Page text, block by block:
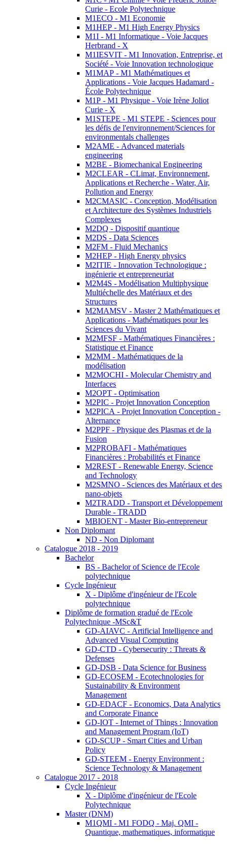
Curie - Ecole Polytechnique
M1ECO - M1 Economie
M1HEP - M1 High Energy Physics
M1I - M1 Informatique - Voie Jacques
Herbrand - X
M1IESVIT - M1 Innovation, Entreprise, et
Société - Voie Innovation technologique
M1MAP - M1 Mathématiques et
Applications - Voie Jacques Hadamard -
École Polytechnique
M1P - M1 Physique - Voie Irène Joliot
Curie - X
M1STEPE - M1 STEPE - Sciences pour
les défis de l'environnement/Sciences for
environmentals challenges
M2AME - Advanced materials
engineering
M2BE - Biomechanical Engineering
M2CLEAR - CLimat, Environnement,
Applications et Recherche - Water, Air,
Pollution and Energy
M2CMASIC - Conception, Modélisation
et Architecture des Systèmes Industriels
Complexes
M2DQ - Dispositif quantique
M2DS - Data Sciences
M2FM - Fluid Mechanics
M2HEP - High Energy physics
M2ITIE - Innovation Technologique :
ingénierie et entrepreneuriat
M2M4S - Modélisation Multiphysique
Multiéchelle des Matériaux et des
Structures
M2MAMSV - Master 2 Mathématiques et
Applications - Mathématiques pour les
Sciences du Vivant
M2MFSF - Mathématiques Financières :
Statistique et Finance
M2MM - Mathématiques de la
modélisation
M2MOCHI - Molecular Chemistry and
Interfaces
M2OPT - Optimisation
M2PIC - Projet Innovation Conception
M2PICA - Projet Innovation Conception -
Alternance
M2PPF - Physique des Plasmas et de la
Fusion
M2PROBAFI - Mathématiques
Financières : Probabilités et Finance
M2REST - Renewable Energy, Science
and Technology
M2SMNO - Sciences des Matériaux et des
nano-objets
M2TRADD - Transport et Développement
Durable - TRADD
MBIOENT - Master Bio-entrepreneur
Non Diplomant
ND - Non Diplomant
Catalogue 2018 - 2019
Bachelor
BS - Bachelor of Science de l'Ecole
polytechnique
Cycle Ingénieur
X - Diplôme d'ingénieur de l'Ecole
polytechnique
Diplôme de formation gradué de l'Ecole
Polytechnique -MSc&T
GD-AIAVC - Artificial Intelligence and
Advanced Visual Computing
GD-CTD - Cybersecurity : Threats &
Defenses
GD-DSB - Data Science for Business
GD-ECOSEM - Ecotechnologies for
Sustainability & Environment
Management
GD-EDACF - Economics, Data Analytics
and Corporate Finance
GD-IOT - Internet of Things : Innovation
and Management Program (IoT)
GD-SCUP - Smart Cities and Urban
Policy
GD-STEEM - Energy Environment :
Science Technology & Management
Catalogue 2017 - 2018
Cycle Ingénieur
X - Diplôme d'ingénieur de l'Ecole
Polytechnique
Master (DNM)
M1QMI - M1 FODQ - Maj. QMI -
Quantique, mathematiques, informatique